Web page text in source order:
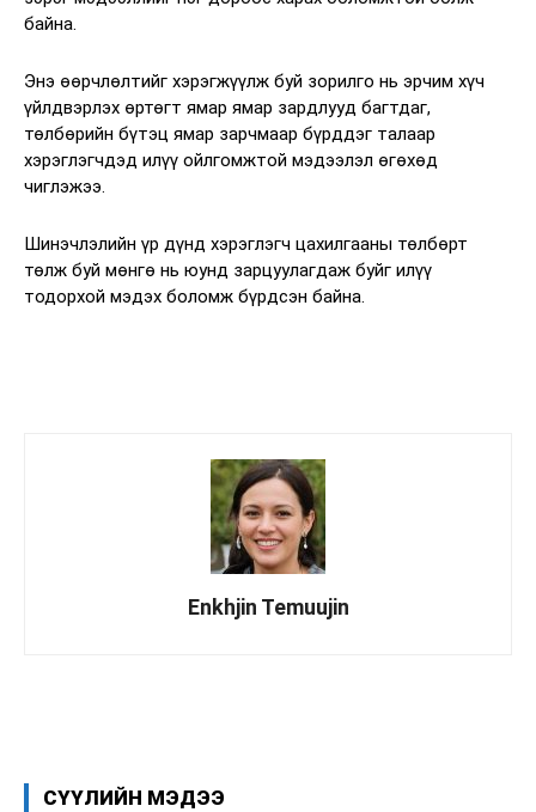
байна.
Энэ өөрчлөлтийг хэрэгжүүлж буй зорилго нь эрчим хүч
үйлдвэрлэх өртөгт ямар ямар зардлууд багтдаг,
төлбөрийн бүтэц ямар зарчмаар бүрддэг талаар
хэрэглэгчдэд илүү ойлгомжтой мэдээлэл өгөхөд
чиглэжээ.
Шинэчлэлийн үр дүнд хэрэглэгч цахилгааны төлбөрт
төлж буй мөнгө нь юунд зарцуулагдаж буйг илүү
тодорхой мэдэх боломж бүрдсэн байна.
Enkhjin Temuujin
СҮҮЛИЙН МЭДЭЭ